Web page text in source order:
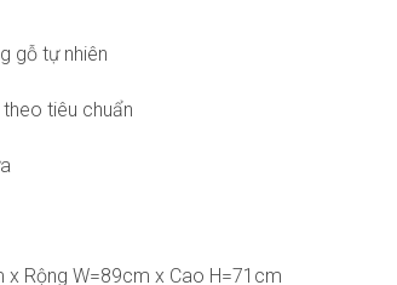
gỗ tự nhiên
tiêu chuẩn
x Rộng W=89cm x Cao H=71cm